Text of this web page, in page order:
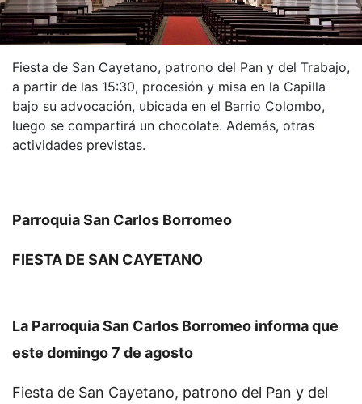
Fiesta de San Cayetano, patrono del Pan y del Trabajo,
a partir de las 15:30, procesión y misa en la Capilla
bajo su advocación, ubicada en el Barrio Colombo,
luego se compartirá un chocolate. Además, otras
actividades previstas.
Parroquia San Carlos Borromeo
FIESTA DE SAN CAYETANO
La Parroquia San Carlos Borromeo informa que
este domingo 7 de agosto
Fiesta de San Cayetano, patrono del Pan y del